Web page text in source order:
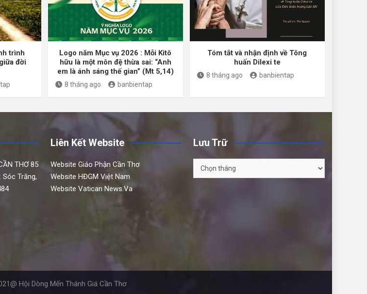
trình
đời
Logo năm Mục vụ 2026 : Mỗi Kitô
hữu là một môn đệ thừa sai: “Anh
em là ánh sáng thế gian” (Mt 5,14)
8 tháng ago banbientap
Tóm tắt và nhận định về Tông
huấn Dilexi te
8 tháng ago banbientap
THƠ 85
Sóc Trăng,
Liên Kết Website
Website Giáo Phận Cần Thơ
Website HĐGM Việt Nam
Website Vatican News.Va
Lưu Trữ
Lưu
Trữ
Hội Dòng Mến Thánh Giá Cần Thơ